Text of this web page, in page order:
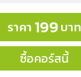
ราคา 199 บาท
ซื้อคอร์สนี้